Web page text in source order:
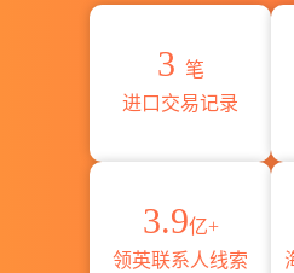
3 笔
进口交易记录
3.9亿+
领英联系人线索